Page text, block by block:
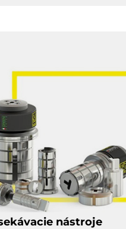
nástroje